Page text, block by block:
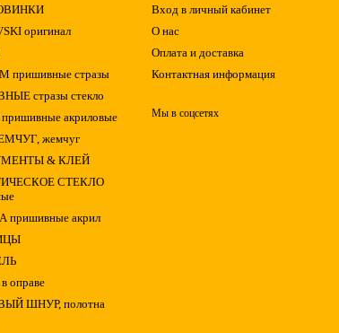
оригинал
пришивные стразы
стразы стекло
акриловые
жемчуг
& КЛЕЙ
СТЕКЛО
пришивные акрил
оправе
ШНУР, полотна
Вход в личный кабинет
О нас
Оплата и доставка
Контактная информация
Мы в соцсетях